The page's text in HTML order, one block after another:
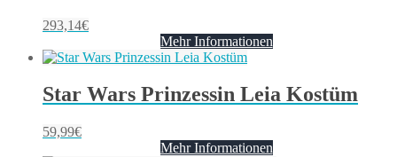
293,14€
Mehr Informationen
Star Wars Prinzessin Leia Kostüm
59,99€
Mehr Informationen